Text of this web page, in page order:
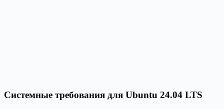
Системные требования для Ubuntu 24.04 LTS